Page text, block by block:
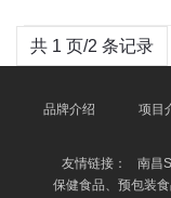
共 1 页/2 条记录
品牌介绍 项目
友情链接：
南昌
保健食品、预包装